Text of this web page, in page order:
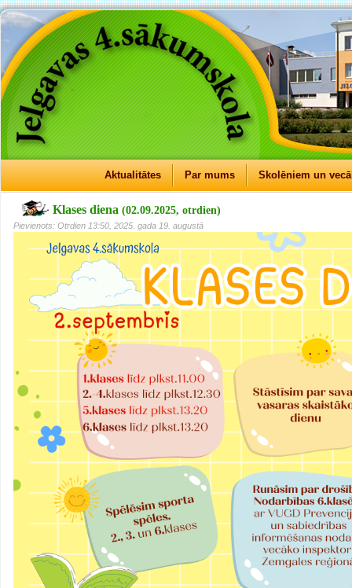
Aktualitātes Par mums Skolēniem un
Klases diena (02.09.2025, otrdien)
Pievienots: Otrdien 13:50, 2025. gada 19. augustā